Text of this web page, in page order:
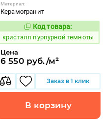
Материал:
Керамогранит
821977
Код товара:
кристалл пурпурной темноты
Цена
6 550 руб./м²
Заказ в 1 клик
В корзину